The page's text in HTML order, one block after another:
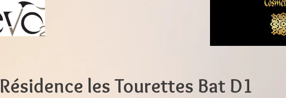
Résidence les Tourettes Bat D1